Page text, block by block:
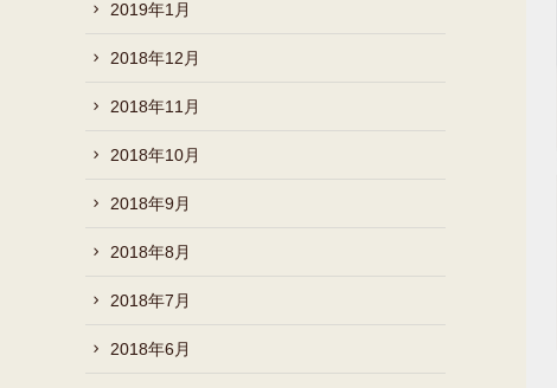
2019年1月
2018年12月
2018年11月
2018年10月
2018年9月
2018年8月
2018年7月
2018年6月